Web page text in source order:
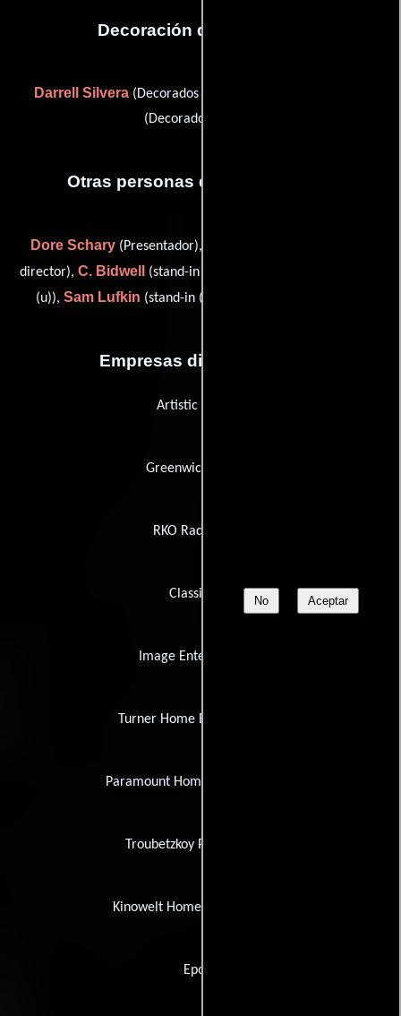
No Aceptar
Decoración de escenario
Darrell Silvera(Decorados del set) y
(Decorados del set)
Otras personas que participaron
Dore Schary (Presentador),
director), C. Bidwell (stand-in (u)),
(u)), Sam Lufkin (stand-in (u)) y
Empresas distribuidoras
Artistic License
Greenwich Council
RKO Radio Films
ClassicLine
Image Entertainment
Turner Home Entertainment
Paramount Home Entertainment
Troubetzkoy Paintings Ltd.
Kinowelt Home Entertainment
Epoca